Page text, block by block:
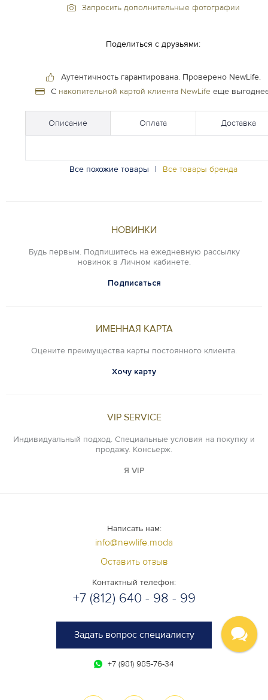
Запросить дополнительные фотографии
Поделиться с друзьями:
Аутентичность гарантирована. Проверено NewLife.
С накопительной картой клиента NewLifeеще
Описание Оплата Доставка
Все похожие товары | Все товары бренда
НОВИНКИ
Будь первым. Подпишитесь на ежедневную рассылку
новинок в Личном кабинете.
Подписаться
ИМЕННАЯ КАРТА
Оцените преимущества карты постоянного клиента.
Хочу карту
VIP SERVICE
Индивидуальный подход. Специальные условия на покупку и
продажу. Консьерж.
Я VIP
Написать нам:
info@newlife.moda
Оставить отзыв
Контактный телефон:
+7 (812) 640 - 98 - 99
Задать вопрос специалисту
+7 (981) 985-76-34